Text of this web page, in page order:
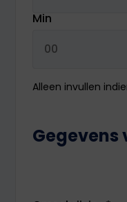
Min
Alleen invullen
Gegevens